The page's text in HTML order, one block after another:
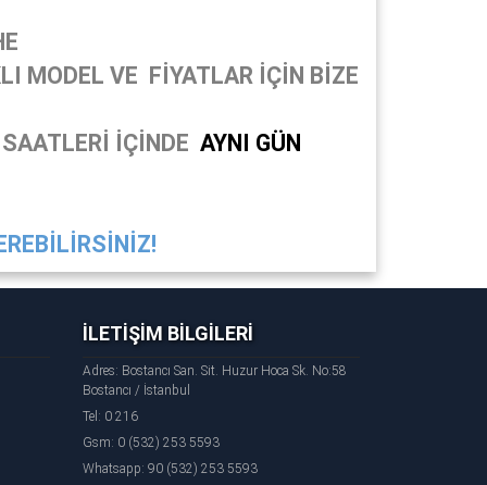
MODEL VE FİYATLAR İÇİN BİZE
İÇİNDE AYNI GÜN
İLETİŞİM BİLGİLERİ
Adres: Bostancı San. Sit. Huzur Hoca Sk. No:58
Bostancı / İstanbul
Tel: 0 216
Gsm: 0 (532) 253 5593
Whatsapp: 90 (532) 253 5593